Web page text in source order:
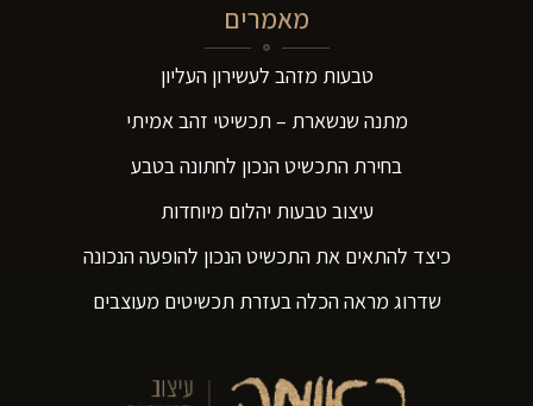
מאמרים
טבעות מזהב לעשירון העליון
מתנה שנשארת – תכשיטי זהב אמיתי
בחירת התכשיט הנכון לחתונה בטבע
עיצוב טבעות יהלום מיוחדות
כיצד להתאים את התכשיט הנכון להופעה הנכונה
שדרוג מראה הכלה בעזרת תכשיטים מעוצבים